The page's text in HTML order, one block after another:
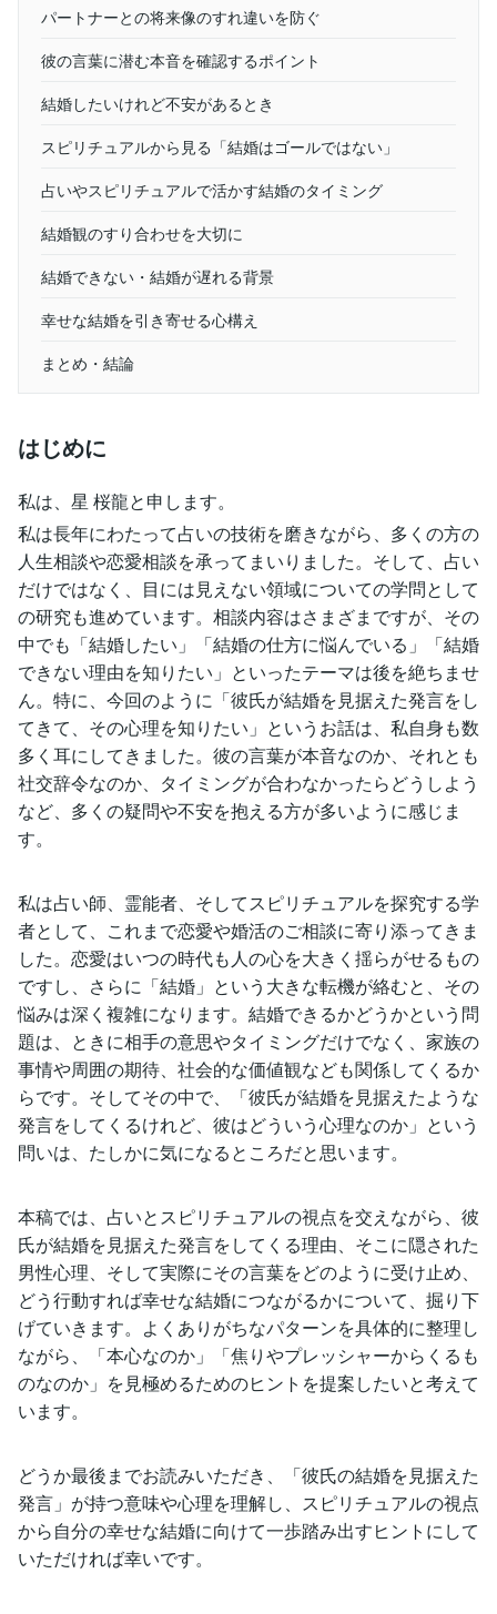
パートナーとの将来像のすれ違いを防ぐ
彼の言葉に潜む本音を確認するポイント
結婚したいけれど不安があるとき
スピリチュアルから見る「結婚はゴールではない」
占いやスピリチュアルで活かす結婚のタイミング
結婚観のすり合わせを大切に
結婚できない・結婚が遅れる背景
幸せな結婚を引き寄せる心構え
まとめ・結論
はじめに
私は、星 桜龍と申します。
私は長年にわたって占いの技術を磨きながら、多くの方の
人生相談や恋愛相談を承ってまいりました。そして、占い
だけではなく、目には見えない領域についての学問として
の研究も進めています。相談内容はさまざまですが、その
中でも「結婚したい」「結婚の仕方に悩んでいる」「結婚
できない理由を知りたい」といったテーマは後を絶ちませ
ん。特に、今回のように「彼氏が結婚を見据えた発言をし
てきて、その心理を知りたい」というお話は、私自身も数
多く耳にしてきました。彼の言葉が本音なのか、それとも
社交辞令なのか、タイミングが合わなかったらどうしよう
など、多くの疑問や不安を抱える方が多いように感じま
す。
私は占い師、霊能者、そしてスピリチュアルを探究する学
者として、これまで恋愛や婚活のご相談に寄り添ってきま
した。恋愛はいつの時代も人の心を大きく揺らがせるもの
ですし、さらに「結婚」という大きな転機が絡むと、その
悩みは深く複雑になります。結婚できるかどうかという問
題は、ときに相手の意思やタイミングだけでなく、家族の
事情や周囲の期待、社会的な価値観なども関係してくるか
らです。そしてその中で、「彼氏が結婚を見据えたような
発言をしてくるけれど、彼はどういう心理なのか」という
問いは、たしかに気になるところだと思います。
本稿では、占いとスピリチュアルの視点を交えながら、彼
氏が結婚を見据えた発言をしてくる理由、そこに隠された
男性心理、そして実際にその言葉をどのように受け止め、
どう行動すれば幸せな結婚につながるかについて、掘り下
げていきます。よくありがちなパターンを具体的に整理し
ながら、「本心なのか」「焦りやプレッシャーからくるも
のなのか」を見極めるためのヒントを提案したいと考えて
います。
どうか最後までお読みいただき、「彼氏の結婚を見据えた
発言」が持つ意味や心理を理解し、スピリチュアルの視点
から自分の幸せな結婚に向けて一歩踏み出すヒントにして
いただければ幸いです。